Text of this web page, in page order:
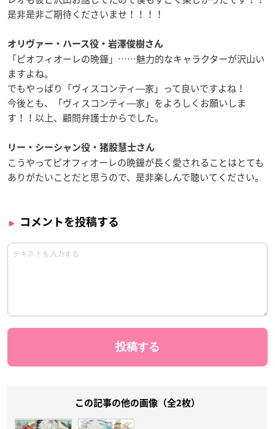
是非是非ご期待くださいませ！！！！
オリヴァー・ハース役・岩澤俊樹さん
「ピオフィオーレの晩鐘」 ……魅力的なキャラクターが沢山い
ますよね。
でもやっぱり「ヴィスコンティ―家」って良いですよね！
今後とも、「ヴィスコンティ―家」をよろしくお願いしま
す！！以上、顧問弁護士からでした。
リー・シーシャン役・猪股慧士さん
こうやってピオフィオーレの晩鐘が長く愛されることはとても
ありがたいことだと思うので、是非楽しんで聴いてください。
コメントを投稿する
この記事の他の画像（全2枚）